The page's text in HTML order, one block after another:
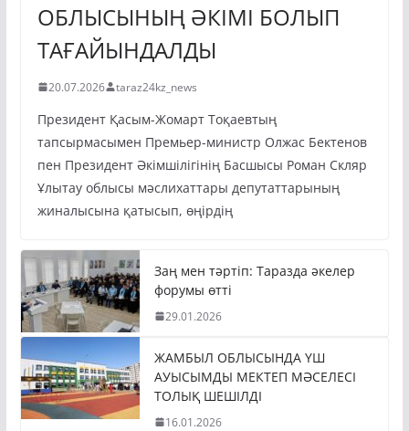
ОБЛЫСЫНЫҢ ӘКІМІ БОЛЫП
ТАҒАЙЫНДАЛДЫ
20.07.2026 taraz24kz_news
Президент Қасым-Жомарт Тоқаевтың
тапсырмасымен Премьер-министр Олжас Бектенов
пен Президент Әкімшілігінің Басшысы Роман Скляр
Ұлытау облысы мәслихаттары депутаттарының
жиналысына қатысып, өңірдің
Заң мен тәртіп: Таразда әкелер
форумы өтті
29.01.2026
ЖАМБЫЛ ОБЛЫСЫНДА ҮШ
АУЫСЫМДЫ МЕКТЕП МӘСЕЛЕСІ
ТОЛЫҚ ШЕШІЛДІ
16.01.2026